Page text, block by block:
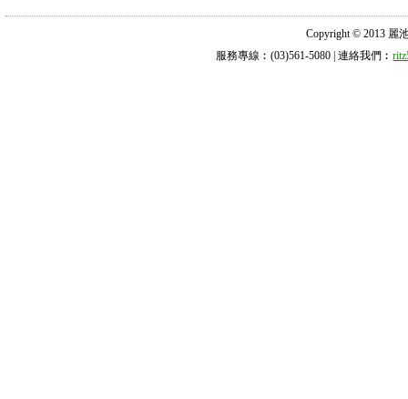
Copyright © 2013 麗
服務專線︰(03)561-5080 | 連絡我們︰